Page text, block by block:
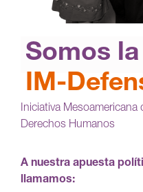
Somos la
IM-
Iniciativa Mesoamericana
Derechos Humanos
A nuestra apuesta
llamamos: